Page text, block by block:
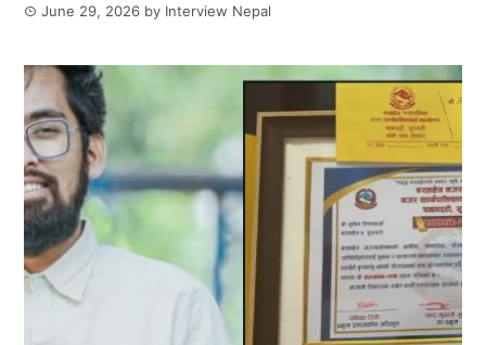
June 29, 2026 by Interview Nepal